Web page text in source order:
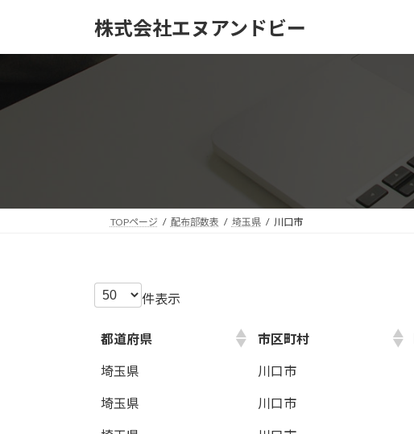
へ
ョ
株式会社エヌアンドビー
TOPページ 配布部数表 埼玉県 川口市
件表示
都道府県 市区町村
埼玉県 川口市
埼玉県 川口市